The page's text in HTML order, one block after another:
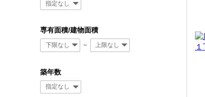
専有面積/建物面積
～
築年数